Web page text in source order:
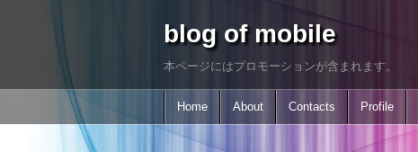
blog of mobile
本ページにはプロモーションが含まれます。
Home About Contacts Profile